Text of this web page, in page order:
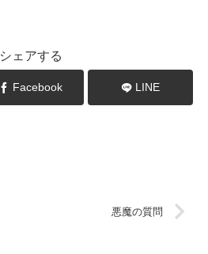
シェアする
Facebook LINE
悪魔の質問